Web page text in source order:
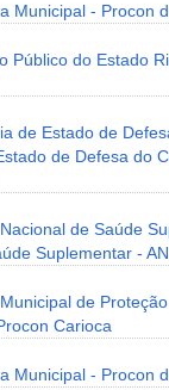
Municipal - Procon
Público do Estado
de Estado de
de Defesa do
de Saúde
Suplementar -
de
Carioca
Municipal - Procon